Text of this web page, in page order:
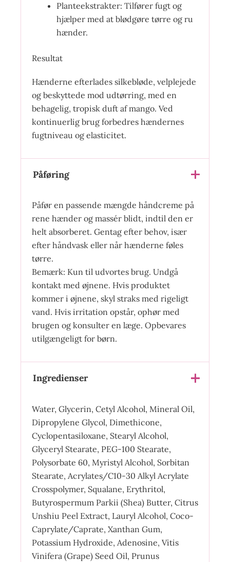
Planteekstrakter: Tilfører fugt og
hjælper med at blødgøre tørre og ru
hænder.
Resultat
Hænderne efterlades silkebløde, velplejede
og beskyttede mod udtørring, med en
behagelig, tropisk duft af mango. Ved
kontinuerlig brug forbedres hændernes
fugtniveau og elasticitet.
Påføring
Påfør en passende mængde håndcreme på
rene hænder og massér blidt, indtil den er
helt absorberet. Gentag efter behov, især
efter håndvask eller når hænderne føles
tørre.
Bemærk: Kun til udvortes brug. Undgå
kontakt med øjnene. Hvis produktet
kommer i øjnene, skyl straks med rigeligt
vand. Hvis irritation opstår, ophør med
brugen og konsulter en læge. Opbevares
utilgængeligt for børn.
Ingredienser
Water, Glycerin, Cetyl Alcohol, Mineral Oil,
Dipropylene Glycol, Dimethicone,
Cyclopentasiloxane, Stearyl Alcohol,
Glyceryl Stearate, PEG-100 Stearate,
Polysorbate 60, Myristyl Alcohol, Sorbitan
Stearate, Acrylates/C10-30 Alkyl Acrylate
Crosspolymer, Squalane, Erythritol,
Butyrospermum Parkii (Shea) Butter, Citrus
Unshiu Peel Extract, Lauryl Alcohol, Coco-
Caprylate/Caprate, Xanthan Gum,
Potassium Hydroxide, Adenosine, Vitis
Vinifera (Grape) Seed Oil, Prunus